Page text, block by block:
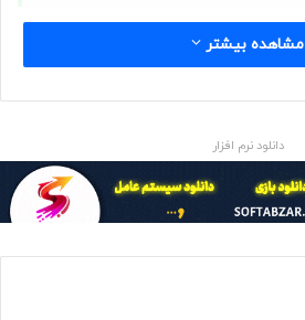
مشاهده بیشتر
دانلود نرم افزار